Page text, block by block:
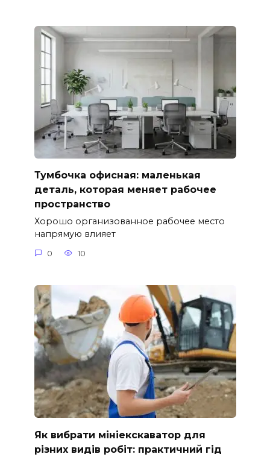
Тумбочка офисная: маленькая
деталь, которая меняет рабочее
пространство
Хорошо организованное рабочее место
напрямую влияет
0 10
Як вибрати мініекскаватор для
різних видів робіт: практичний гід